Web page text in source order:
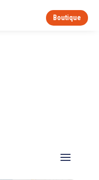
Boutique